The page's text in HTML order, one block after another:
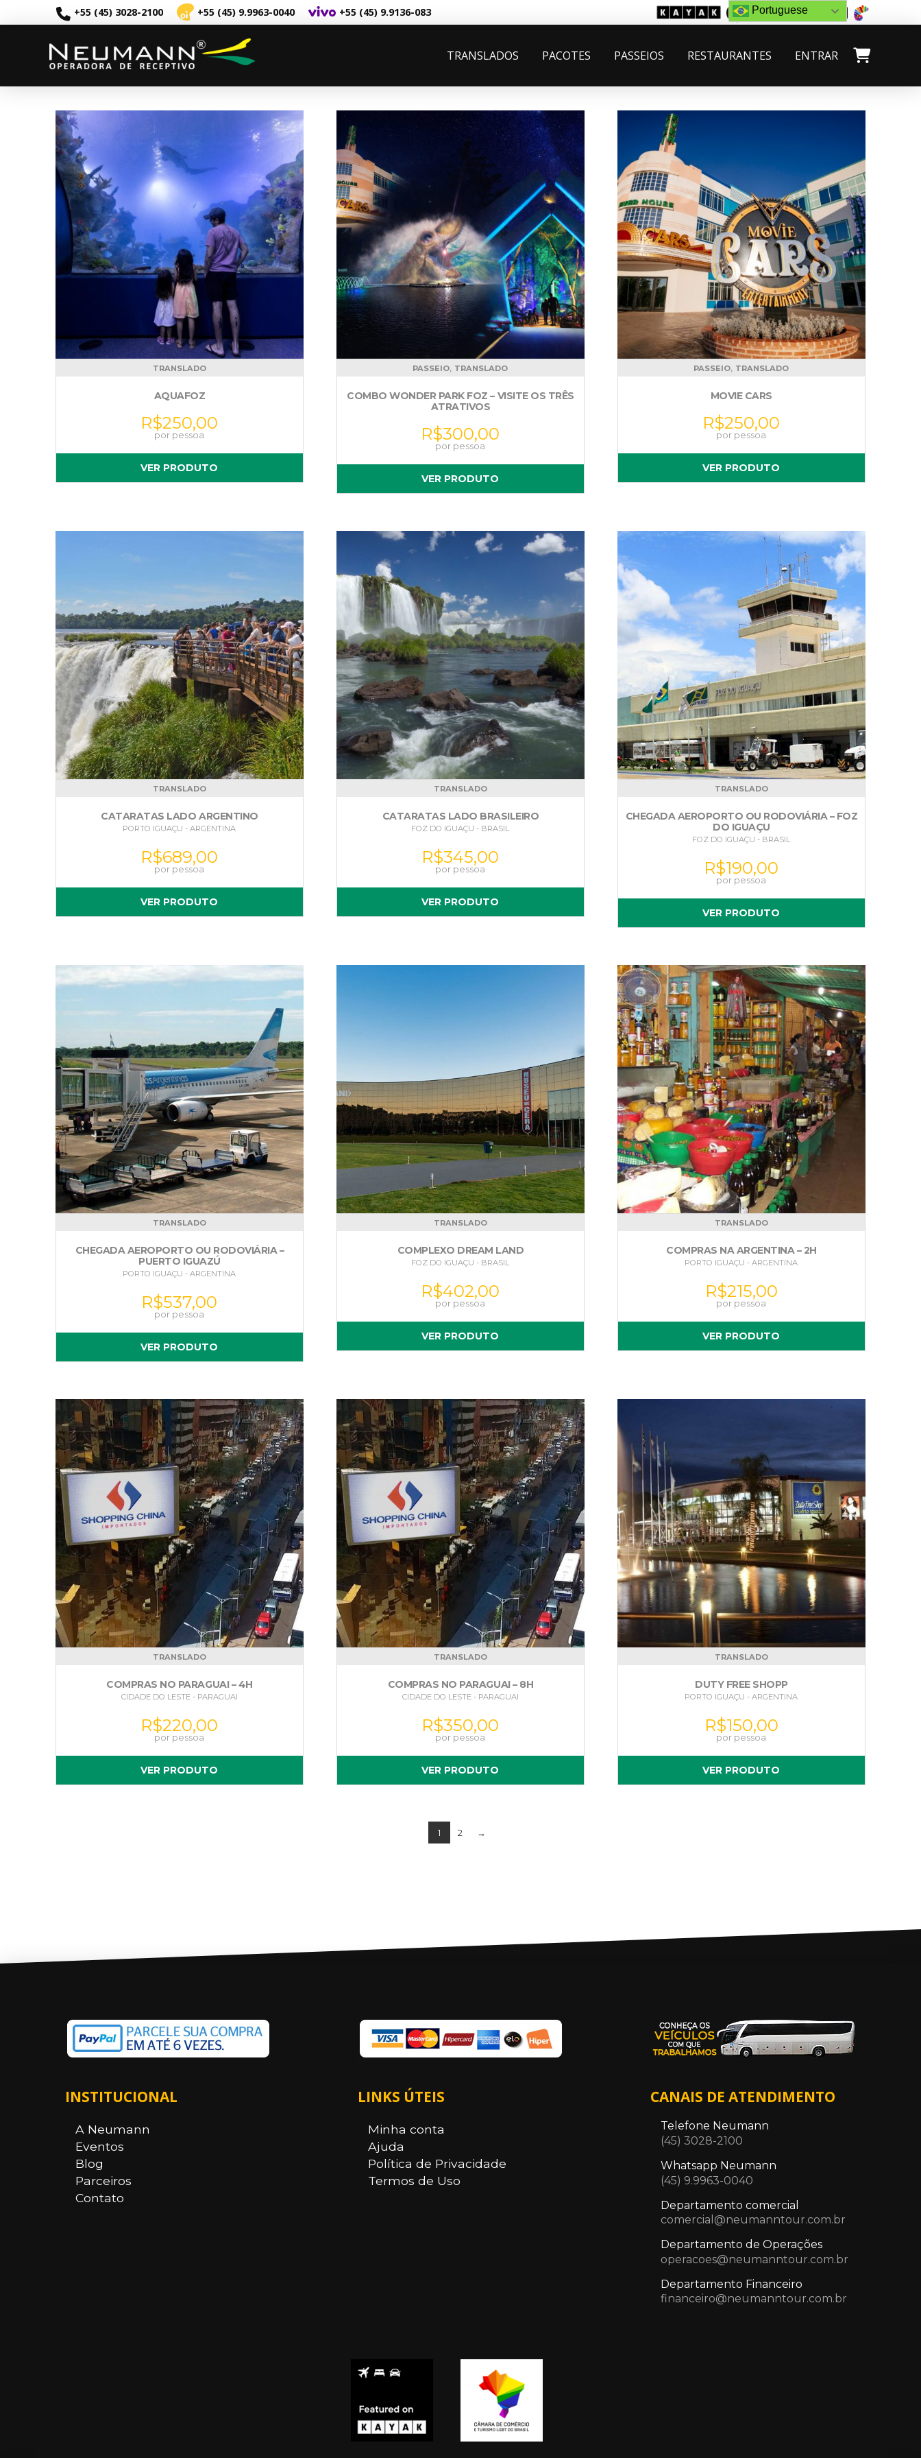
+55 (45) 3028-2100 +55 (45) 9.9963-0040 +55 (45) 9.9136-083
TRANSLADOS PACOTES PASSEIOS RESTAURANTES ENTRAR
AQUAFOZ
TRANSLADO
R$250,00
VER PRODUTO
COMBO WONDER PARK FOZ – VISITE OS TRÊS
ATRATIVOS
PASSEIO, TRANSLADO
R$300,00
VER PRODUTO
MOVIE CARS
PASSEIO, TRANSLADO
R$250,00
VER PRODUTO
CATARATAS LADO ARGENTINO
TRANSLADO
PORTO IGUAÇU - ARGENTINA
R$689,00
VER PRODUTO
CATARATAS LADO BRASILEIRO
TRANSLADO
FOZ DO IGUAÇU - BRASIL
R$345,00
VER PRODUTO
CHEGADA AEROPORTO OU RODOVIÁRIA – FOZ
DO IGUAÇU
TRANSLADO
FOZ DO IGUAÇU - BRASIL
R$190,00
VER PRODUTO
CHEGADA AEROPORTO OU RODOVIÁRIA –
PUERTO IGUAZÚ
TRANSLADO
PORTO IGUAÇU - ARGENTINA
R$537,00
VER PRODUTO
COMPLEXO DREAM LAND
TRANSLADO
FOZ DO IGUAÇU - BRASIL
R$402,00
VER PRODUTO
COMPRAS NA ARGENTINA – 2H
TRANSLADO
PORTO IGUAÇU - ARGENTINA
R$215,00
VER PRODUTO
COMPRAS NO PARAGUAI – 4H
TRANSLADO
CIDADE DO LESTE - PARAGUAI
R$220,00
VER PRODUTO
COMPRAS NO PARAGUAI – 8H
TRANSLADO
CIDADE DO LESTE - PARAGUAI
R$350,00
VER PRODUTO
DUTY FREE SHOPP
TRANSLADO
PORTO IGUAÇU - ARGENTINA
R$150,00
VER PRODUTO
1 2 →
INSTITUCIONAL
A Neumann
Eventos
Blog
Parceiros
Contato
LINKS ÚTEIS
Minha conta
Ajuda
Política de Privacidade
Termos de Uso
CANAIS DE ATENDIMENTO
Telefone Neumann
(45) 3028-2100
Whatsapp Neumann
(45) 9.9963-0040
Departamento comercial
comercial@neumanntour.com.br
Departamento de Operações
operacoes@neumanntour.com.br
Departamento Financeiro
financeiro@neumanntour.com.br
Portuguese